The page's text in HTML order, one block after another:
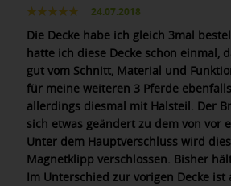
24.07.2018
Die Decke habe ich gleich 3mal
hatte ich diese Decke schon einmal,
gut vom Schnitt, Material und
für meine weiteren 3 Pferde
allerdings diesmal mit Halsteil. Der
sich etwas geändert zu dem von vor
Unter dem Hauptverschluss wird
Magnetklipp verschlossen. Bisher
Im Unterschied zur vorigen Decke